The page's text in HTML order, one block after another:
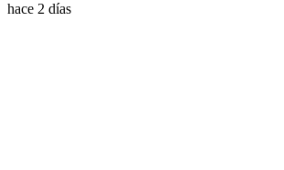
hace 2 días